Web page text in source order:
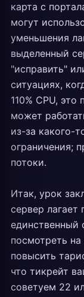
карта с
могут
уменьшения
выделенный
"исправить"
ситуациях,
110% CPU,
может
из-за какого-
ограничения;
потоки.
Итак, урок
сервер лагает
единственный
посмотреть
повысить
что тикрейт
советуем 22